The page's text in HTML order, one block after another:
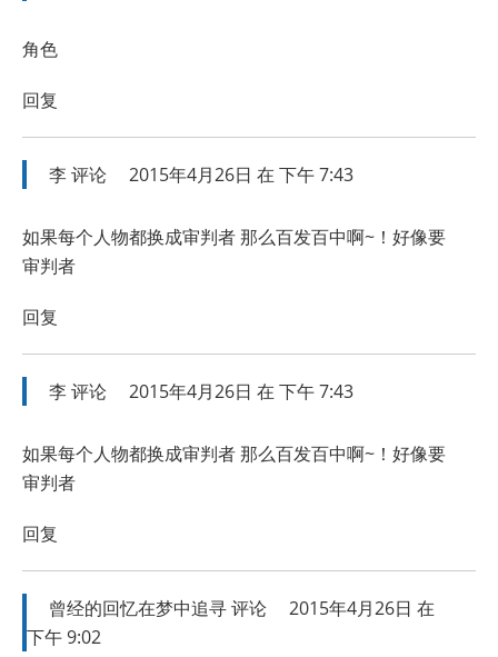
角色
回复
李评论 2015年4月26日 在 下午 7:43
如果每个人物都换成审判者 那么百发百中啊~！好像要
审判者
回复
李评论 2015年4月26日 在 下午 7:43
如果每个人物都换成审判者 那么百发百中啊~！好像要
审判者
回复
曾经的回忆在梦中追寻评论
2015年4月26日 在
下午 9:02